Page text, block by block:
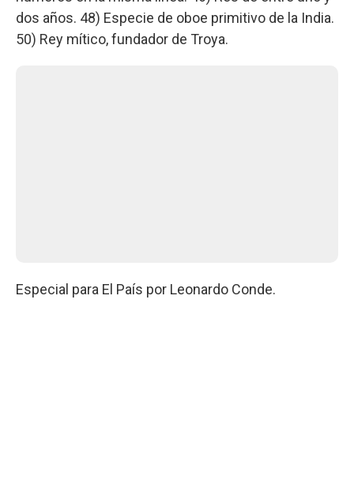
dos años. 48) Especie de oboe primitivo de la India.
50) Rey mítico, fundador de Troya.
Especial para El País por Leonardo Conde.